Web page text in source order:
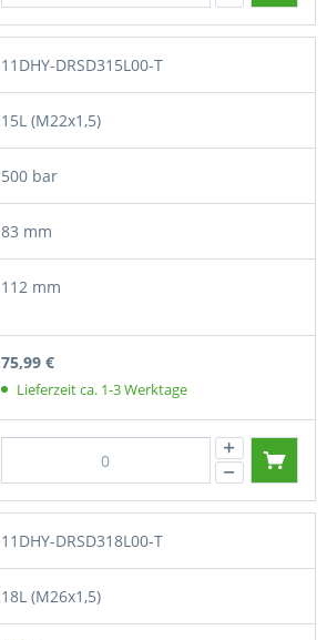
11DHY-DRSD315L00-T
15L (M22x1,5)
500 bar
83 mm
112 mm
75,99 €
Lieferzeit ca. 1-3 Werktage
11DHY-DRSD318L00-T
18L (M26x1,5)